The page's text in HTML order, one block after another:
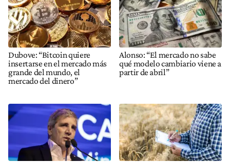
Dubove: “Bitcoin quiere
insertarse en el mercado más
grande del mundo, el
mercado del dinero”
Alonso: “El mercado no sabe
qué modelo cambiario viene a
partir de abril”